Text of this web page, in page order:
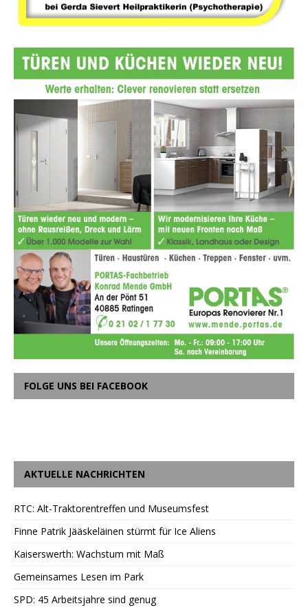
FOLGE UNS BEI FACEBOOK
AKTUELLE NACHRICHTEN
RTC: Alt-Traktorentreffen und Museumsfest
Finne Patrik Jääskeläinen stürmt für Ice Aliens
Kaiserswerth: Wachstum mit Maß
Gemeinsames Lesen im Park
SPD: 45 Arbeitsjahre sind genug